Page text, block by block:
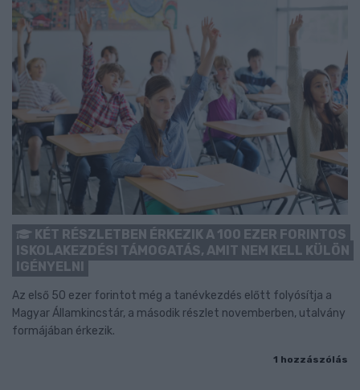
KÉT RÉSZLETBEN ÉRKEZIK A 100 EZER FORINTOS
ISKOLAKEZDÉSI TÁMOGATÁS, AMIT NEM KELL KÜLÖN
IGÉNYELNI
Az első 50 ezer forintot még a tanévkezdés előtt folyósítja a
Magyar Államkincstár, a második részlet novemberben, utalvány
formájában érkezik.
1 hozzászólás